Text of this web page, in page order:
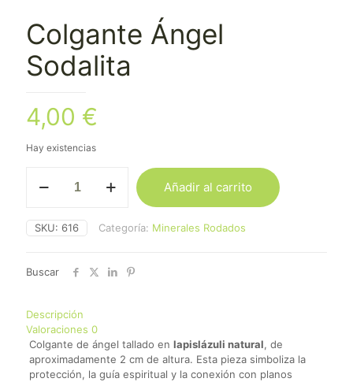
Colgante Ángel
Sodalita
4,00 €
Hay existencias
Ángel
cantidad
Añadir al carrito
SKU: 616 Categoría: Minerales Rodados
Buscar
Descripción
Valoraciones 0
Colgante de ángel tallado en lapislázuli natural, de
aproximadamente 2 cm de altura. Esta pieza simboliza la
protección, la guía espiritual y la conexión con planos